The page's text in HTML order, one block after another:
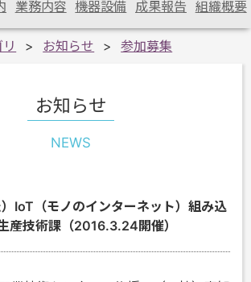
業務内容 機器設備 成果報告 組織概要
お知らせ 参加募集
お知らせ
NEWS
）IoT（モノのインターネット）組み込
技術課（2016.3.24開催）